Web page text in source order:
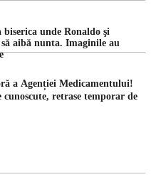
unde Ronaldo şi
aibă nunta. Imaginile au
a Agenției Medicamentului!
cunoscute, retrase temporar de